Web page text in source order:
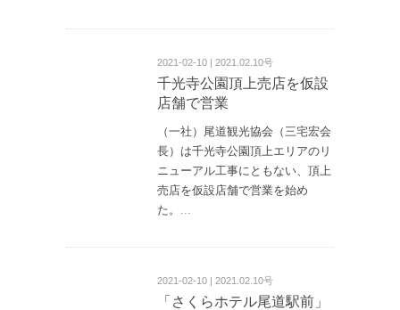
2021-02-10 | 2021.02.10号
千光寺公園頂上売店を仮設
店舗で営業
（一社）尾道観光協会（三宅宏会
長）は千光寺公園頂上エリアのリ
ニューアル工事にともない、頂上
売店を仮設店舗で営業を始め
た。
2021-02-10 | 2021.02.10号
「さくらホテル尾道駅前」